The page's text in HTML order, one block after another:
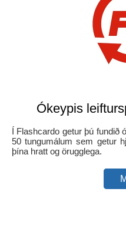
Ókeypis
Í Flashcardo getur þú fundið
50 tungumálum sem getur
þína hratt og örugglega.